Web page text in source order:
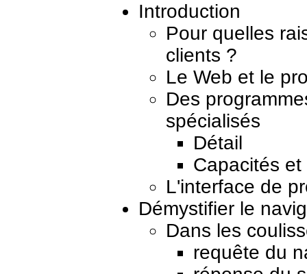
Introduction
Pour quelles
clients ?
Le Web et le
Des
spécialisés
Détail
Capacités
L'interface de
Démystifier le
Dans les
requête du